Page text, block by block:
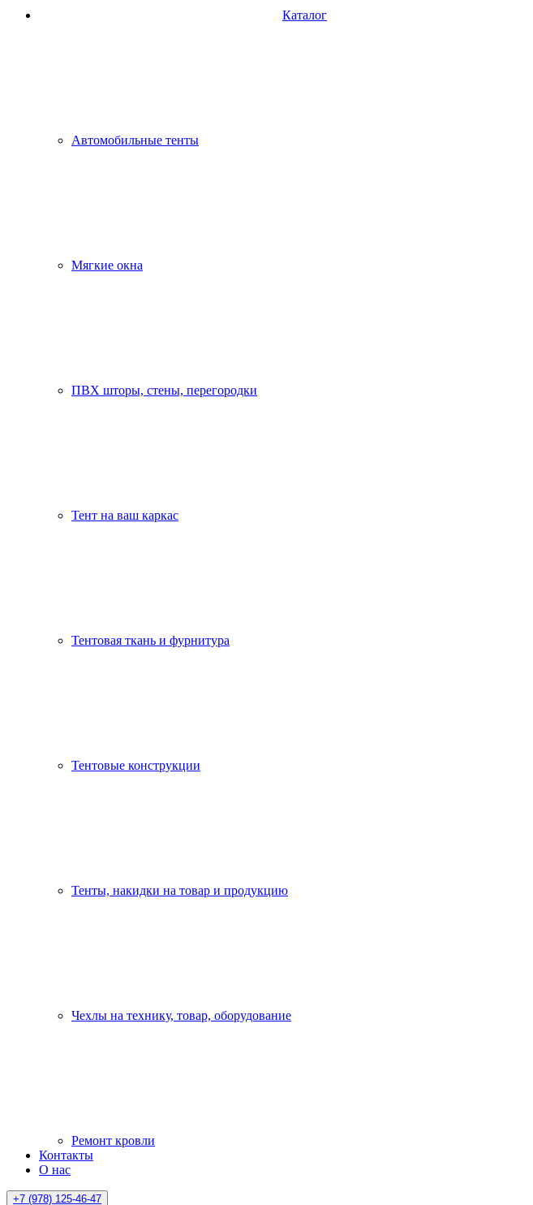
Каталог
Автомобильные тенты
Мягкие окна
ПВХ шторы, стены, перегородки
Тент на ваш каркас
Тентовая ткань и фурнитура
Тентовые конструкции
Тенты, накидки на товар и продукцию
Чехлы на технику, товар, оборудование
Ремонт кровли
Контакты
О нас
+7 (978) 125-46-47